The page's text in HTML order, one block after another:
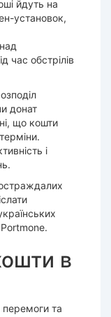
йдуть на
установок,
час обстрілів
донат
що кошти
і
в
перемоги та